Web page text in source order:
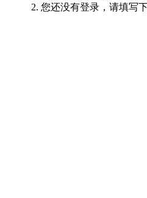
您还没有登录，请填写